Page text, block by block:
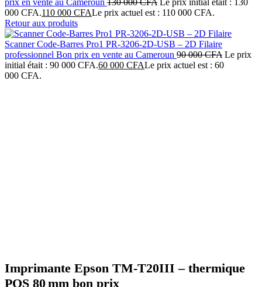
000 CFA.110 000 CFALe prix actuel est : 110 000 CFA.
Retour aux produits
Scanner Code‑Barres Pro1 PR‑3206‑2D‑USB – 2D Filaire
professionnel Bon prix en vente au Cameroun 90 000CFA Le prix
initial était : 90 000 CFA.60 000 CFALe prix actuel est : 60
000 CFA.
Imprimante Epson TM-T20III – thermique
POS 80 mm bon prix